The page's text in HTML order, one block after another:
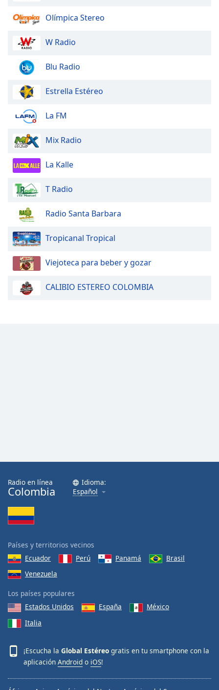
Background
Color
Color
Opacity
Font
Style
Font
Family
Olímpica Stereo
W Radio
Blu Radio
Estrella Estéreo
La FM
Mix Radio
La Kalle
T Radio
Radio Santa Barbara
Tropicanal Tropical
Viejoteca para beber y gozar
CALIBIO ESTEREO COLOMBIA
Radio en línea
Colombia
Idioma:
Español
Países y territorios vecinos
Ecuador
Perú Panamá
Brasil
Venezuela
Los países populares
Estados Unidos
España
México
Italia
¡Escucha la Global Estéreo gratis en tu smartphone con la
aplicación Android o iOS!